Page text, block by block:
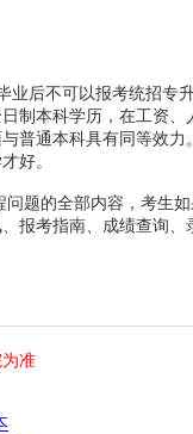
业后不可以报考统招专
制本科学历，在工资、
普通本科具有同等效力
好。
问题的全部内容，考生
报考指南、成绩查询、
准